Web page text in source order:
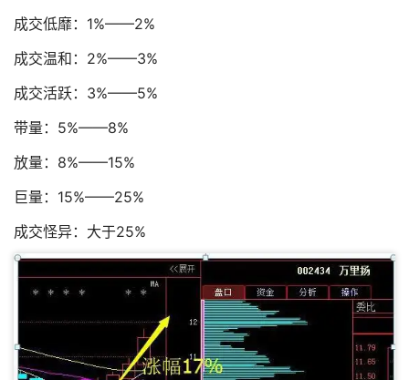
成交低靡：1%——2%
成交温和：2%——3%
成交活跃：3%——5%
带量：5%——8%
放量：8%——15%
巨量：15%——25%
成交怪异：大于25%